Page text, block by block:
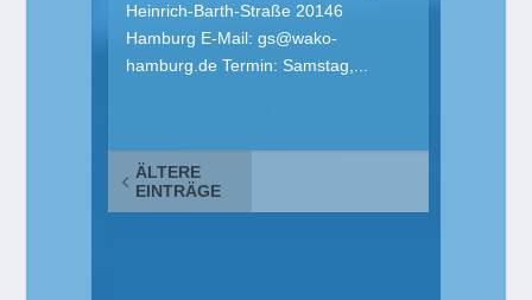
Heinrich-Barth-Straße 20146
Hamburg E-Mail: gs@wako-
hamburg.de Termin: Samstag,...
ÄLTERE
EINTRÄGE